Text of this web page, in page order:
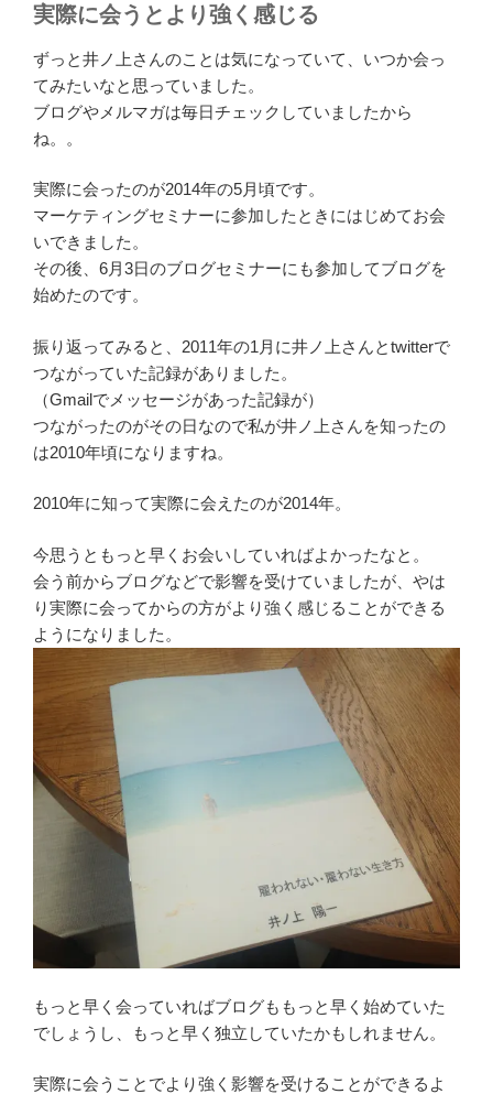
実際に会うとより強く感じる
ずっと井ノ上さんのことは気になっていて、いつか会っ
てみたいなと思っていました。
ブログやメルマガは毎日チェックしていましたから
ね。。
実際に会ったのが2014年の5月頃です。
マーケティングセミナーに参加したときにはじめてお会
いできました。
その後、6月3日のブログセミナーにも参加してブログを
始めたのです。
振り返ってみると、2011年の1月に井ノ上さんとtwitterで
つながっていた記録がありました。
（Gmailでメッセージがあった記録が）
つながったのがその日なので私が井ノ上さんを知ったの
は2010年頃になりますね。
2010年に知って実際に会えたのが2014年。
今思うともっと早くお会いしていればよかったなと。
会う前からブログなどで影響を受けていましたが、やは
り実際に会ってからの方がより強く感じることができる
ようになりました。
もっと早く会っていればブログももっと早く始めていた
でしょうし、もっと早く独立していたかもしれません。
実際に会うことでより強く影響を受けることができるよ